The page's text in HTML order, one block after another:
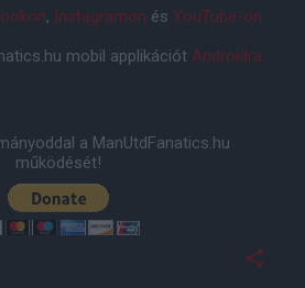
, Instagramon és YouTube-on
mobil applikációt Androidra
a ManUtdFanatics.hu
működését!